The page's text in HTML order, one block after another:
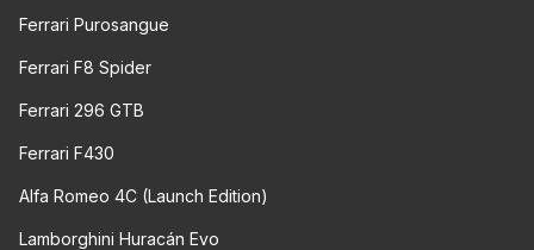
Ferrari Purosangue
Ferrari F8 Spider
Ferrari 296 GTB
Ferrari F430
Alfa Romeo 4C (Launch Edition)
Lamborghini Huracán Evo